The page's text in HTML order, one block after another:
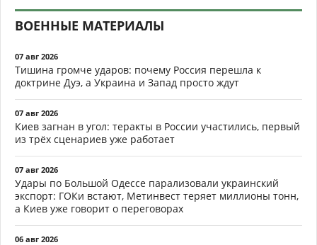
ВОЕННЫЕ МАТЕРИАЛЫ
07 авг 2026
Тишина громче ударов: почему Россия перешла к
доктрине Дуэ, а Украина и Запад просто ждут
07 авг 2026
Киев загнан в угол: теракты в России участились, первый
из трёх сценариев уже работает
07 авг 2026
Удары по Большой Одессе парализовали украинский
экспорт: ГОКи встают, Метинвест теряет миллионы тонн,
а Киев уже говорит о переговорах
06 авг 2026